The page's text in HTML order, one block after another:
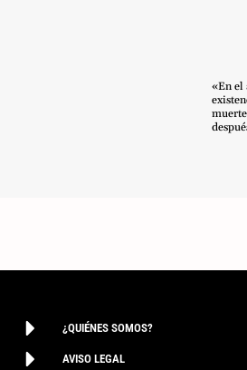
«En el
¿QUIÉNES SOMOS?
AVISO LEGAL